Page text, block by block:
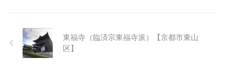
東福寺（臨済宗東福寺派）【京都市東山
区】